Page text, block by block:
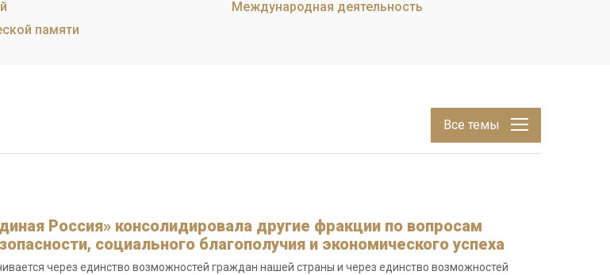
памяти
Международная деятельность
Все темы
Россия» консолидировала другие фракции по вопросам
социального благополучия и экономического успеха
через единство возможностей граждан нашей страны и через единство возможностей